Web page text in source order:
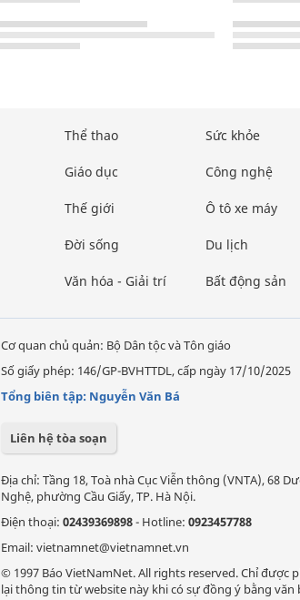
Thể thao
Giáo dục
Thế giới
Đời sống
Văn hóa - Giải trí
Sức khỏe
Công nghệ
Ô tô xe máy
Du lịch
Bất động sản
Cơ quan chủ quản: Bộ Dân tộc và Tôn giáo
Số giấy phép: 146/GP-BVHTTDL, cấp ngày 17/10/2025
Tổng biên tập: Nguyễn Văn Bá
Liên hệ tòa soạn
Địa chỉ: Tầng 18, Toà nhà Cục Viễn thông (VNTA), 68
Nghệ, phường Cầu Giấy, TP. Hà Nội.
Điện thoại: 02439369898- Hotline: 0923457788
Email: vietnamnet@vietnamnet.vn
© 1997 Báo VietNamNet. All rights reserved. Chỉ được
lại thông tin từ website này khi có sự đồng ý bằng văn